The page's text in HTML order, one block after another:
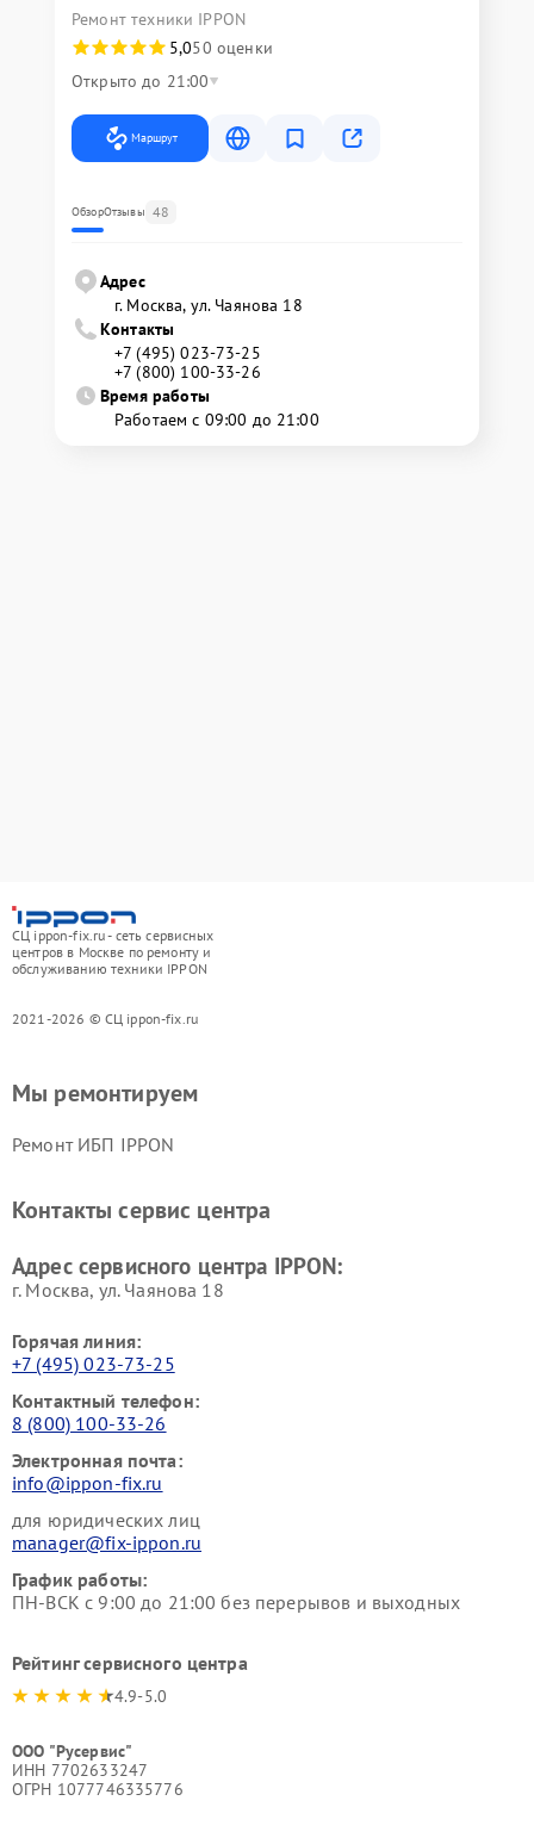
Ремонт техники IPPON
5,050 оценки
Открыто до 21:00
Маршрут
ОбзорОтзывы 48
Адрес
г. Москва, ул. Чаянова 18
Контакты
+7 (495) 023-73-25
+7 (800) 100-33-26
Время работы
Работаем с 09:00 до 21:00
СЦ ippon-fix.ru - сеть сервисных
центров в Москве по ремонту и
обслуживанию техники IPPON
2021-2026 © СЦ ippon-fix.ru
Мы ремонтируем
Ремонт ИБП IPPON
Контакты сервис центра
Адрес сервисного центра IPPON:
г. Москва, ул. Чаянова 18
Горячая линия:
+7 (495) 023-73-25
Контактный телефон:
8 (800) 100-33-26
Электронная почта:
info@ippon-fix.ru
для юридических лиц
manager@fix-ippon.ru
График работы:
ПН-ВСК с 9:00 до 21:00 без перерывов и выходных
Рейтинг сервисного центра
4.9-5.0
ООО "Русервис"
ИНН 7702633247
ОГРН 1077746335776